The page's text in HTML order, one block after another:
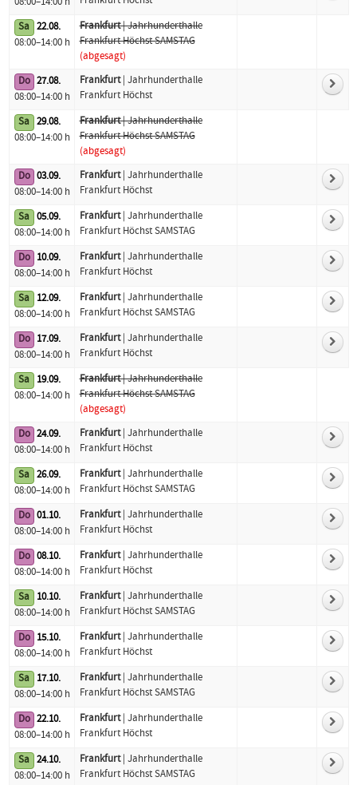
Sa 22.08.
08:00–14:00 h
Frankfurt| Jahrhunderthalle
Frankfurt Höchst SAMSTAG
(abgesagt)
Do 27.08.
08:00–14:00 h
Frankfurt| Jahrhunderthalle
Frankfurt Höchst
Sa 29.08.
08:00–14:00 h
Frankfurt| Jahrhunderthalle
Frankfurt Höchst SAMSTAG
(abgesagt)
Do 03.09.
08:00–14:00 h
Frankfurt| Jahrhunderthalle
Frankfurt Höchst
Sa 05.09.
08:00–14:00 h
Frankfurt| Jahrhunderthalle
Frankfurt Höchst SAMSTAG
Do 10.09.
08:00–14:00 h
Frankfurt| Jahrhunderthalle
Frankfurt Höchst
Sa 12.09.
08:00–14:00 h
Frankfurt| Jahrhunderthalle
Frankfurt Höchst SAMSTAG
Do 17.09.
08:00–14:00 h
Frankfurt| Jahrhunderthalle
Frankfurt Höchst
Sa 19.09.
08:00–14:00 h
Frankfurt| Jahrhunderthalle
Frankfurt Höchst SAMSTAG
(abgesagt)
Do 24.09.
08:00–14:00 h
Frankfurt| Jahrhunderthalle
Frankfurt Höchst
Sa 26.09.
08:00–14:00 h
Frankfurt| Jahrhunderthalle
Frankfurt Höchst SAMSTAG
Do 01.10.
08:00–14:00 h
Frankfurt| Jahrhunderthalle
Frankfurt Höchst
Do 08.10.
08:00–14:00 h
Frankfurt| Jahrhunderthalle
Frankfurt Höchst
Sa 10.10.
08:00–14:00 h
Frankfurt| Jahrhunderthalle
Frankfurt Höchst SAMSTAG
Do 15.10.
08:00–14:00 h
Frankfurt| Jahrhunderthalle
Frankfurt Höchst
Sa 17.10.
08:00–14:00 h
Frankfurt| Jahrhunderthalle
Frankfurt Höchst SAMSTAG
Do 22.10.
08:00–14:00 h
Frankfurt| Jahrhunderthalle
Frankfurt Höchst
Sa 24.10.
08:00–14:00 h
Frankfurt| Jahrhunderthalle
Frankfurt Höchst SAMSTAG